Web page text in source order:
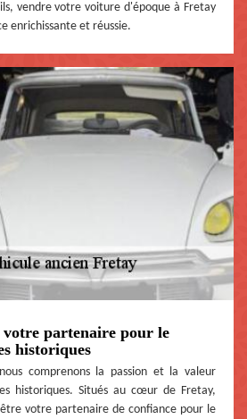
vendre votre voiture d'époque à Fretay
enrichissante et réussie.
partenaire pour le
historiques
comprenons la passion et la valeur
historiques. Situés au cœur de Fretay,
être votre partenaire de confiance pour le